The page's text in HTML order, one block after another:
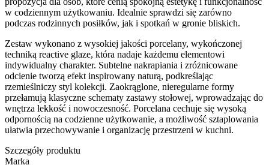
w codziennym użytkowaniu. Idealnie sprawdzi się zarówno
podczas rodzinnych posiłków, jak i spotkań w gronie bliskich.
Zestaw wykonano z wysokiej jakości porcelany, wykończonej
techniką reactive glaze, która nadaje każdemu elementowi
indywidualny charakter. Subtelne nakrapiania i zróżnicowane
odcienie tworzą efekt inspirowany naturą, podkreślając
rzemieślniczy styl kolekcji. Zaokrąglone, nieregularne formy
przełamują klasyczne schematy zastawy stołowej, wprowadzając do
wnętrza lekkość i nowoczesność. Porcelana cechuje się wysoką
odpornością na codzienne użytkowanie, a możliwość sztaplowania
ułatwia przechowywanie i organizację przestrzeni w kuchni.
Szczegóły produktu
Marka